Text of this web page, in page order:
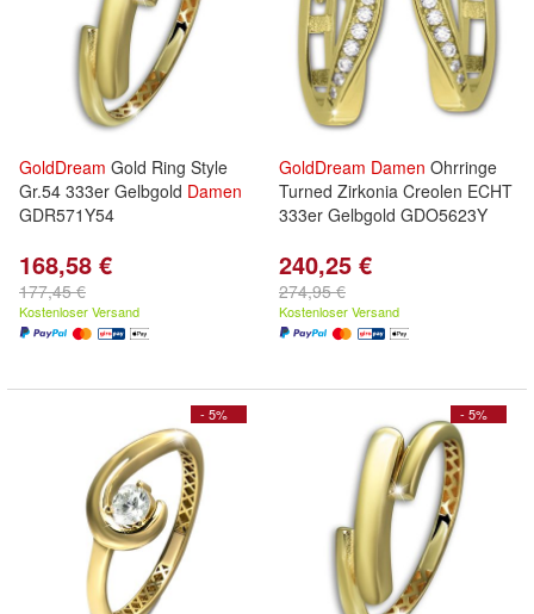
GoldDream Gold Ring Style
Gr.54 333er Gelbgold Damen
GDR571Y54
168,58 €
177,45 €
Kostenloser Versand
GoldDream Damen Ohrringe
Turned Zirkonia Creolen ECHT
333er Gelbgold GDO5623Y
240,25 €
274,95 €
Kostenloser Versand
- 5% - 5%